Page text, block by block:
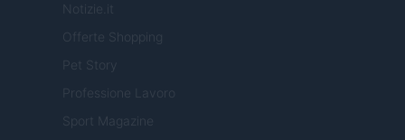
Notizie.it
Offerte Shopping
Pet Story
Professione Lavoro
Sport Magazine